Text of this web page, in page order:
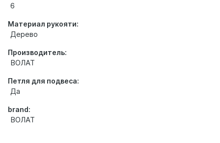
6
Материал рукояти:
Дерево
Производитель:
ВОЛАТ
Петля для подвеса:
Да
brand:
ВОЛАТ